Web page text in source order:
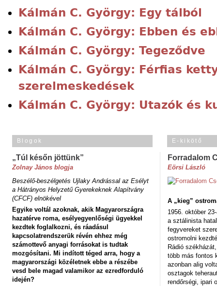
Kálmán C. György: Egy tálból
Kálmán C. György: Ebben és
Kálmán C. György: Tegeződve
Kálmán C. György: Férfias
szerelmeskedések
Kálmán C. György: Utazók és
Blogok
„Túl későn jöttünk”
Zolnay János blogja
Beszélő-beszélgetés Ujlaky Andrással az Esélyt
a Hátrányos Helyzetű Gyerekeknek Alapítvány
(CFCF) elnökével
Egyike voltál azoknak, akik Magyarországra
hazatérve roma, esélyegyenlőségi ügyekkel
kezdtek foglalkozni, és ráadásul
kapcsolatrendszerük révén ehhez még
számottevő anyagi forrásokat is tudtak
mozgósítani. Mi indított téged arra, hogy a
magyarországi közéletnek ebbe a részébe
vesd bele magad valamikor az ezredforduló
idején?
E-kikötő
Forradalom
Eörsi László
A „kieg”
1956. október
a sztálinista
fegyvereket
ostromolni
Rádió
több más fontos
azonban alig
osztagok
rendőrségi, ipari